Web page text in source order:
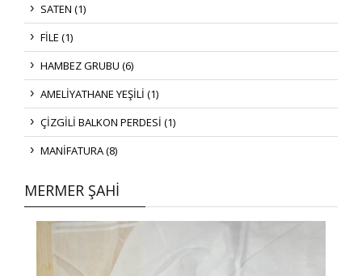
SATEN (1)
FİLE (1)
HAMBEZ GRUBU (6)
AMELİYATHANE YEŞİLİ (1)
ÇİZGİLİ BALKON PERDESİ (1)
MANİFATURA (8)
MERMER ŞAHİ